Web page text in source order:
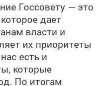
Госсовету — это
дает
власти и
их приоритеты
есть и
которые
По итогам